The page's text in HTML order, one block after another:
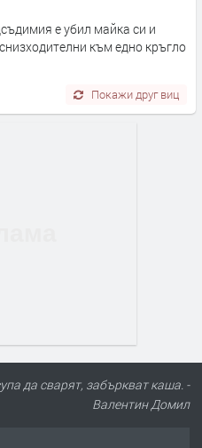
е убил майка си и
към едно кръгло
Покажи друг виц
да сварят, забъркват каша. -
Валентин Домил